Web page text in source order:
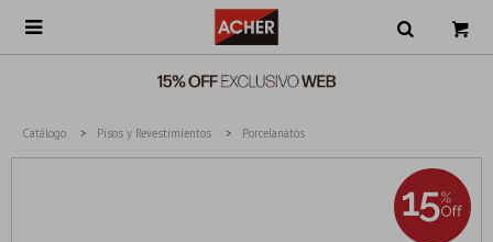

Catálogo Pisos y Revestimientos Porcelanatos